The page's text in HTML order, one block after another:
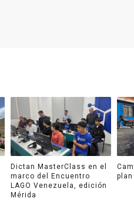
Dictan MasterClass en el
marco del Encuentro
LAGO Venezuela, edición
Mérida